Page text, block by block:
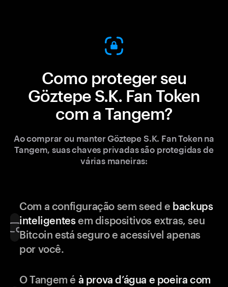
Como proteger seu
Göztepe S.K. Fan Token
com a Tangem?
Ao comprar ou manter Göztepe S.K. Fan Token na
Tangem, suas chaves privadas são protegidas de
várias maneiras:
Com a configuração sem seed e backups
inteligentesem dispositivos extras, seu
Bitcoin está seguro e acessível apenas
por você.
O Tangem é à prova d’água e poeira com